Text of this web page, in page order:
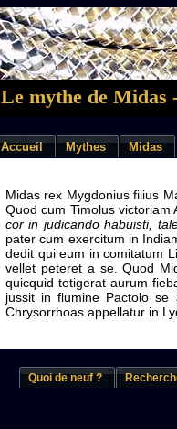
Le mythe de Midas
Accueil Mythes Midas
Midas rex Mygdonius filius
Quod cum Timolus victoriam
cor in judicando habuisti,
pater cum exercitum in
dedit qui eum in comitatum
vellet peteret a se. Quod
quicquid tetigerat aurum
jussit in flumine Pactolo
Chrysorrhoas appellatur in
Quoi de neuf ?